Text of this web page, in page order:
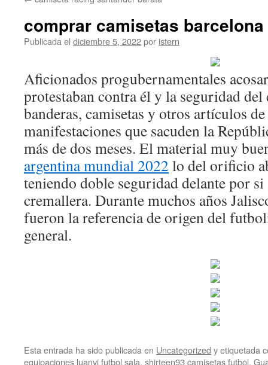
comprar camisetas barcelona
Publicada el diciembre 5, 2022por istern
Aficionados progubernamentales
protestaban contra él y la seguridad
banderas, camisetas y otros artículos
manifestaciones que sacuden la
más de dos meses. El material muy
argentina mundial 2022 lo del orificio
teniendo doble seguridad delante por si
cremallera. Durante muchos años
fueron la referencia de origen del
general.
Esta entrada ha sido publicada en Uncategorized y etiquetada
equipaciones luanvi futbol sala, shirteen93 camisetas futbol.